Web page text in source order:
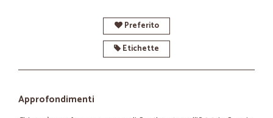
Preferito
Etichette
Approfondimenti